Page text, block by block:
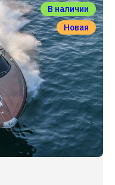
В наличии
Новая